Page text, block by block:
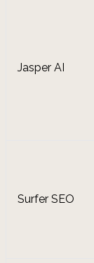
Jasper AI
Surfer SEO